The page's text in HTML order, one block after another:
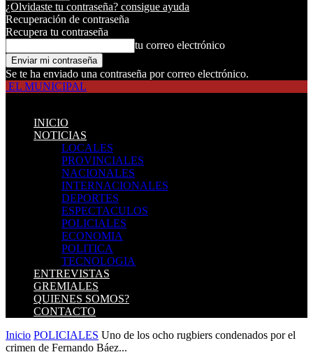
¿Olvidaste tu contraseña? consigue ayuda
Recuperación de contraseña
Recupera tu contraseña
tu correo electrónico
Se te ha enviado una contraseña por correo electrónico.
EL MUNICIPAL
INICIO
NOTICIAS
LOCALES
PROVINCIALES
NACIONALES
INTERNACIONALES
DEPORTES
ESPECTACULOS
POLICIALES
ECONOMIA
POLITICA
TECNOLOGIA
ENTREVISTAS
GREMIALES
QUIENES SOMOS?
CONTACTO
Inicio POLICIALES Uno de los ocho rugbiers condenados por el
crimen de Fernando Báez...